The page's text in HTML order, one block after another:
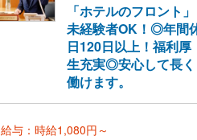
「ホテルのフロント」
未経験者OK！◎年間
日120日以上！福利厚
生充実◎安心して長く
働けます。
給与：時給1,080円～